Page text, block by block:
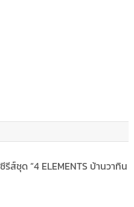
ส์ชุด “4 ELEMENTS บ้านวาทิน